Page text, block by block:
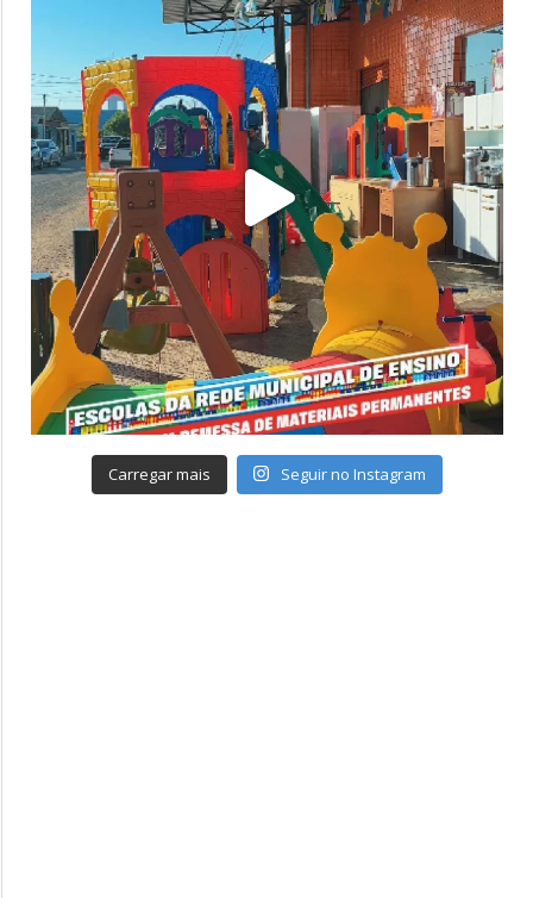
Carregar mais Seguir no Instagram